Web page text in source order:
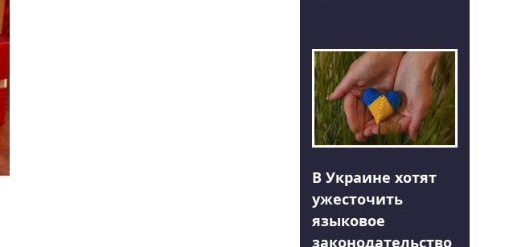
В Украине хотят
ужесточить
языковое
законодательство